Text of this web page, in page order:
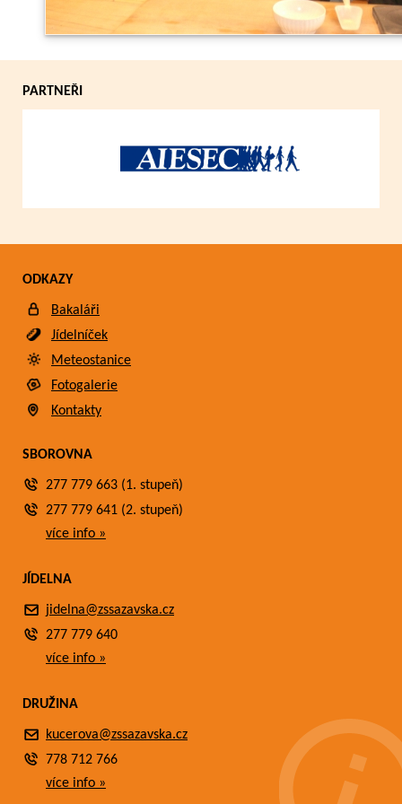
PARTNEŘI
ODKAZY
Bakaláři
Jídelníček
Meteostanice
Fotogalerie
Kontakty
SBOROVNA
277 779 663 (1. stupeň)
277 779 641 (2. stupeň)
více info »
JÍDELNA
jidelna@zssazavska.cz
277 779 640
více info »
DRUŽINA
kucerova@zssazavska.cz
778 712 766
více info »